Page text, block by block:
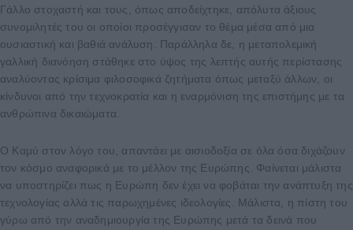
Γάλλο στοχαστή και τους, όπως αποδείχτηκε, απόλυτα άξιους
συνομιλητές του οι οποίοι προσέγγισαν το θέμα μέσα από μια
ουσιαστική και βαθιά ανάλυση. Παράλληλα δε, η μεταπολεμική
γαλλική διανόηση στάθηκε στο ύψος της λεπτής αυτής περίστασης
αναλύοντας κρίσιμα φιλοσοφικά ζητήματα όπως μεταξύ άλλων, οι
κίνδυνοι από την τεχνοκρατία και η εναρμόνιση της επιστήμης με τα
ανθρώπινα δικαιώματα.
Ο Καμύ στον λόγο του, απαντάει με αισιοδοξία σε όλα όσα διχάζουν
τον κόσμο αναφορικά με το μέλλον της Ευρώπης. Φαίνεται μάλιστα
να υποστηρίζει πως η Ευρώπη δεν έχει να φοβάται την ανάπτυξη της
τεχνολογίας αλλά τις παρωχημένες ιδεολογίες. Μάλιστα, η πίστη του
γύρω από την αναδημιουργία της Ευρώπης μετά τα δεινά που